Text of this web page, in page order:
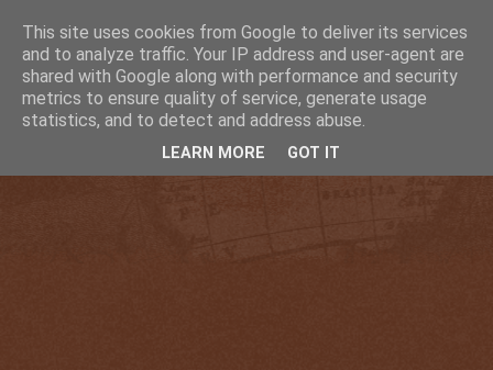
This site uses cookies from Google to deliver its services
and to analyze traffic. Your IP address and user-agent are
shared with Google along with performance and security
metrics to ensure quality of service, generate usage
statistics, and to detect and address abuse.
LEARN MORE GOT IT